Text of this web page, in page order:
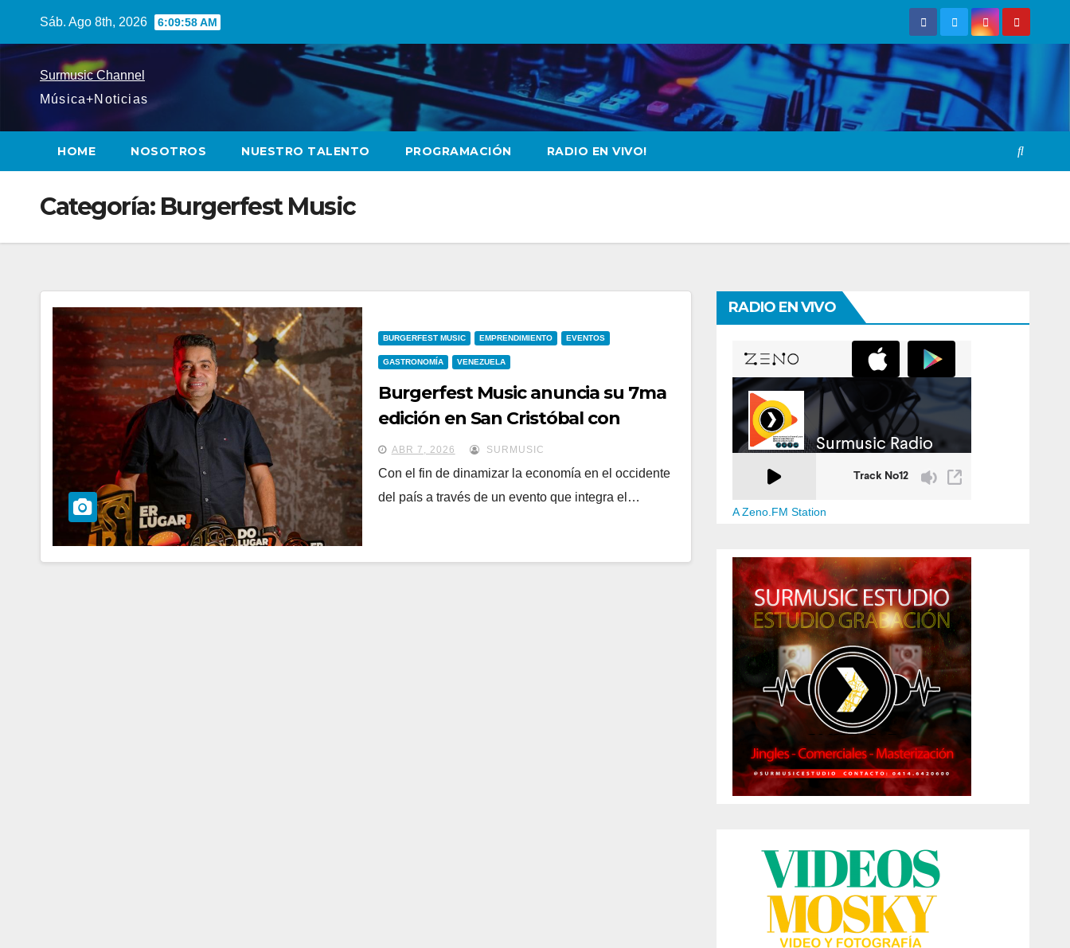
contenido
Sáb. Ago 8th, 2026 6:09:59 AM
Surmusic Channel
Música+Noticias
HOME NOSOTROS NUESTRO TALENTO PROGRAMACIÓN RADIO EN VIVO!
Categoría: Burgerfest Music
BURGERFEST MUSIC EMPRENDIMIENTO EVENTOS
GASTRONOMÍA VENEZUELA
Burgerfest Music anuncia su 7ma
edición en San Cristóbal con
atractivas agrupaciones musicales
ABR 7, 2026 SURMUSIC
Con el fin de dinamizar la economía en el occidente
del país a través de un evento que integra el…
RADIO EN VIVO
A Zeno.FM Station